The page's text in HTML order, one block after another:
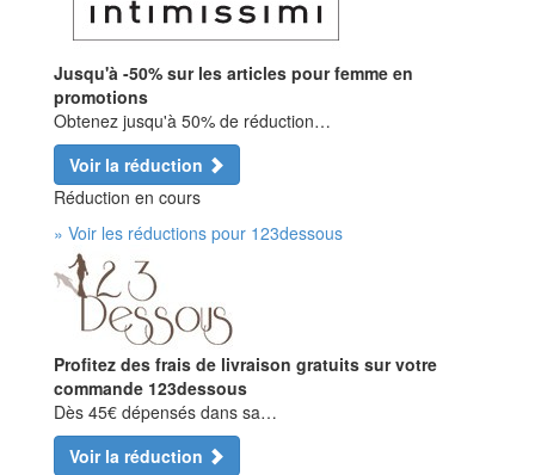
Jusqu'à -50% sur les articles pour femme en
promotions
Obtenez jusqu'à 50% de réduction…
Voir la réduction
Réduction en cours
» Voir les réductions pour 123dessous
Profitez des frais de livraison gratuits sur votre
commande 123dessous
Dès 45€ dépensés dans sa…
Voir la réduction